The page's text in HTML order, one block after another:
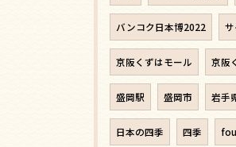
バンコク日本博2022
京阪くずはモール 京阪
盛岡駅 盛岡市 岩手
日本の四季 四季